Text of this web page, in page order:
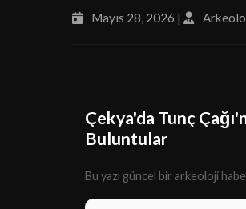
Mayıs 28, 2026 |
Çekya'da Tunç
Buluntular
Bu yazı güncel bir arkeoloji